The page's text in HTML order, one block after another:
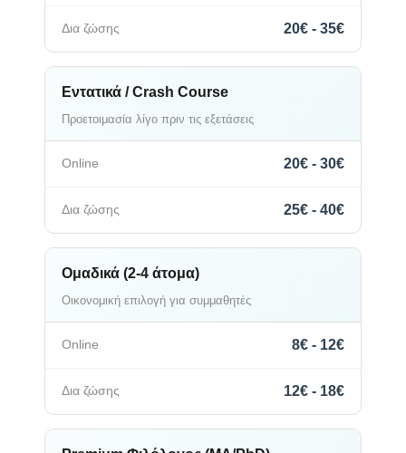
20€ - 35€
Εντατικά / Crash Course
Προετοιμασία λίγο πριν τις εξετάσεις
20€ - 30€
25€ - 40€
Ομαδικά (2-4 άτομα)
Οικονομική επιλογή για συμμαθητές
8€ - 12€
12€ - 18€